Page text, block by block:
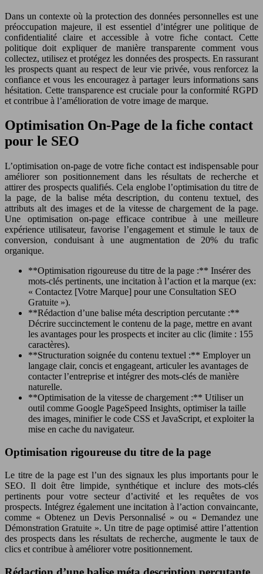
Dans un contexte où la protection des données personnelles est une
préoccupation majeure, il est essentiel d’intégrer une politique de
confidentialité claire et accessible à votre fiche contact. Cette
politique doit expliquer de manière transparente comment vous
collectez, utilisez et protégez les données des prospects. En rassurant
les prospects quant au respect de leur vie privée, vous renforcez la
confiance et vous les encouragez à partager leurs informations sans
hésitation. Cette transparence est cruciale pour la conformité RGPD
et contribue à l’amélioration de votre image de marque.
Optimisation On-Page de la fiche contact
pour le SEO
L’optimisation on-page de votre fiche contact est indispensable pour
améliorer son positionnement dans les résultats de recherche et
attirer des prospects qualifiés. Cela englobe l’optimisation du titre de
la page, de la balise méta description, du contenu textuel, des
attributs alt des images et de la vitesse de chargement de la page.
Une optimisation on-page efficace contribue à une meilleure
expérience utilisateur, favorise l’engagement et stimule le taux de
conversion, conduisant à une augmentation de 20% du trafic
organique.
**Optimisation rigoureuse du titre de la page :** Insérer des
mots-clés pertinents, une incitation à l’action et la marque (ex:
« Contactez [Votre Marque] pour une Consultation SEO
Gratuite »).
**Rédaction d’une balise méta description percutante :**
Décrire succinctement le contenu de la page, mettre en avant
les avantages pour les prospects et inciter au clic (limite : 155
caractères).
**Structuration soignée du contenu textuel :** Employer un
langage clair, concis et engageant, articuler les avantages de
contacter l’entreprise et intégrer des mots-clés de manière
naturelle.
**Optimisation de la vitesse de chargement :** Utiliser un
outil comme Google PageSpeed Insights, optimiser la taille
des images, minifier le code CSS et JavaScript, et exploiter la
mise en cache du navigateur.
Optimisation rigoureuse du titre de la page
Le titre de la page est l’un des signaux les plus importants pour le
SEO. Il doit être limpide, synthétique et inclure des mots-clés
pertinents pour votre secteur d’activité et les requêtes de vos
prospects. Intégrez également une incitation à l’action convaincante,
comme « Obtenez un Devis Personnalisé » ou « Demandez une
Démonstration Gratuite ». Un titre de page optimisé attire l’attention
des prospects dans les résultats de recherche, augmente le taux de
clics et contribue à améliorer votre positionnement.